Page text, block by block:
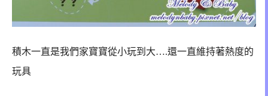
積木一直是我們家寶寶從小玩到大….還一直維持著熱度的
玩具